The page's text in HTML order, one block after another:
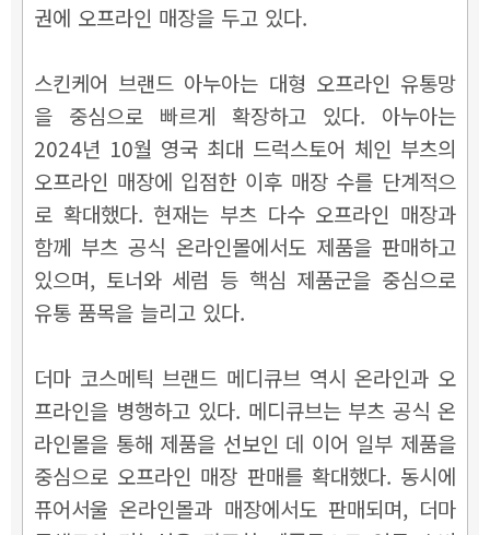
권에 오프라인 매장을 두고 있다.
스킨케어 브랜드 아누아는 대형 오프라인 유통망
을 중심으로 빠르게 확장하고 있다. 아누아는
2024년 10월 영국 최대 드럭스토어 체인 부츠의
오프라인 매장에 입점한 이후 매장 수를 단계적으
로 확대했다. 현재는 부츠 다수 오프라인 매장과
함께 부츠 공식 온라인몰에서도 제품을 판매하고
있으며, 토너와 세럼 등 핵심 제품군을 중심으로
유통 품목을 늘리고 있다.
더마 코스메틱 브랜드 메디큐브 역시 온라인과 오
프라인을 병행하고 있다. 메디큐브는 부츠 공식 온
라인몰을 통해 제품을 선보인 데 이어 일부 제품을
중심으로 오프라인 매장 판매를 확대했다. 동시에
퓨어서울 온라인몰과 매장에서도 판매되며, 더마